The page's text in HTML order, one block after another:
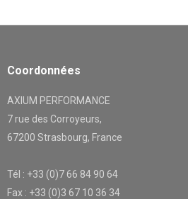
Coordonnées
AXIUM PERFORMANCE
7 rue des Corroyeurs,
67200 Strasbourg, France
Tél : +33 (0)7 66 84 90 64
Fax : +33 (0)3 67 10 36 34